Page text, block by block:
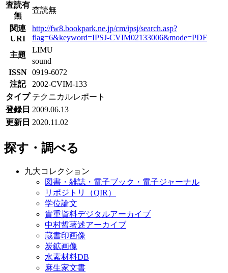
査読有
無
査読無
関連
URI
http://fw8.bookpark.ne.jp/cm/ipsj/search.asp?
flag=6&keyword=IPSJ-CVIM02133006&mode=PDF
主題
LIMU
sound
ISSN 0919-6072
注記
2002-CVIM-133
タイプ テクニカルレポート
登録日 2009.06.13
更新日 2020.11.02
探す・調べる
九大コレクション
図書・雑誌・電子ブック・電子ジャーナル
リポジトリ（QIR）
学位論文
貴重資料デジタルアーカイブ
中村哲著述アーカイブ
蔵書印画像
炭鉱画像
水素材料DB
麻生家文書